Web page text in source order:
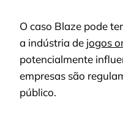
O caso Blaze pode
a indústria de jogos
potencialmente
empresas são
público.